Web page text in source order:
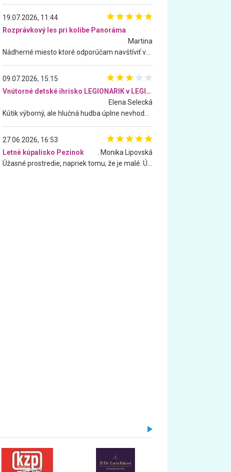
19.07.2026, 11:44
Rozprávkový les pri kolibe Panoráma
Martina
09.07.2026, 15:15
Vnútorné detské ihrisko LEGIONARIK v LEGIA Fitness
Elena Selecká
27.06.2026, 16:53
Letné kúpalisko Pezinok
. Monika Lipovská